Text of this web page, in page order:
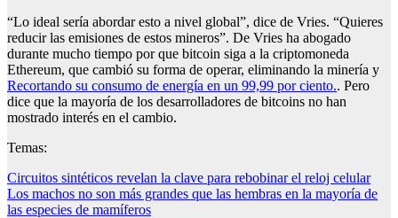
“Lo ideal sería abordar esto a nivel global”, dice de Vries. “Quieres
reducir las emisiones de estos mineros”. De Vries ha abogado
durante mucho tiempo por que bitcoin siga a la criptomoneda
Ethereum, que cambió su forma de operar, eliminando la minería y
Recortando su consumo de energía en un 99,99 por ciento.. Pero
dice que la mayoría de los desarrolladores de bitcoins no han
mostrado interés en el cambio.
Temas:
Post
navigation
Circuitos sintéticos revelan la clave para rebobinar el reloj celular
Los machos no son más grandes que las hembras en la mayoría de
las especies de mamíferos